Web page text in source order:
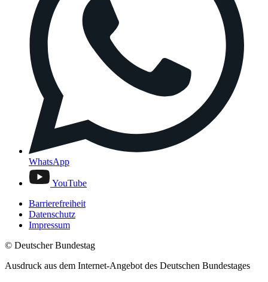
WhatsApp
YouTube
Barrierefreiheit
Datenschutz
Impressum
© Deutscher Bundestag
Ausdruck aus dem Internet-Angebot des Deutschen Bundestages